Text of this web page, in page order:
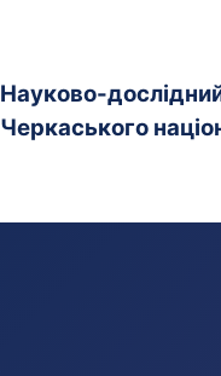
Науково-дослідний
Черкаського